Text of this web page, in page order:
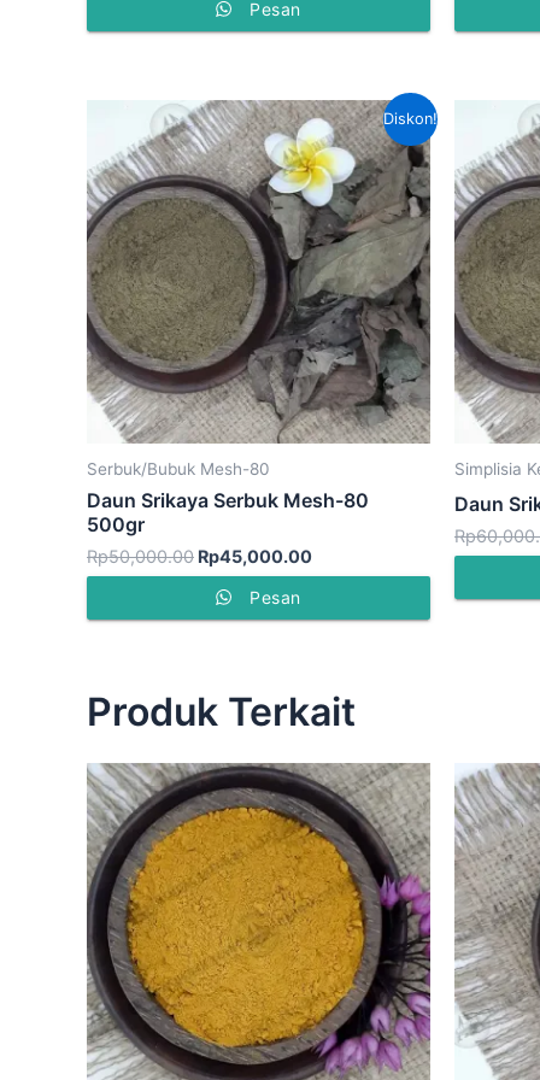
Pesan
Diskon!
Serbuk/Bubuk Mesh-80
Daun Srikaya Serbuk Mesh-80
500gr
Rp50,000.00
Harga
aslinya
adalah:
Rp50,000.00.
Rp45,000.00
Harga
saat
ini
adalah:
Rp45,000.00.
Pesan
Simplisia
Daun
Rp
Produk Terkait